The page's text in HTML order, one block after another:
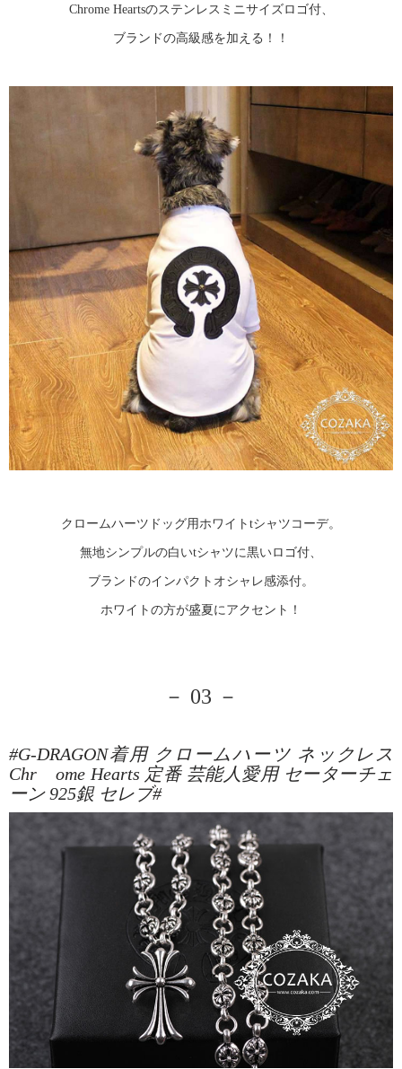
Chrome Heartsのステンレスミニサイズロゴ付、
ブランドの高級感を加える！！
クロームハーツドッグ用ホワイトtシャツコーデ。
無地シンプルの白いtシャツに黒いロゴ付、
ブランドのインパクトオシャレ感添付。
ホワイトの方が盛夏にアクセント！
－ 03 －
#G-DRAGON着用 クロームハーツ ネックレス
Chr ome Hearts 定番 芸能人愛用 セーターチェ
ーン 925銀 セレブ#